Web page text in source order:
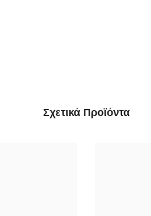
Σχετικά Προϊόντα